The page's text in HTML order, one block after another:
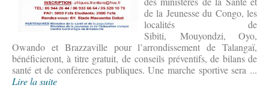
de la Jeunesse du Congo, les
localités de
Sibiti, Mouyondzi, Oyo,
Owando et Brazzaville pour l’arrondissement de Talangaï,
bénéficieront, à titre gratuit, de conseils préventifs, de bilans de
santé et de conférences publiques. Une marche sportive sera ...
Lire la suite